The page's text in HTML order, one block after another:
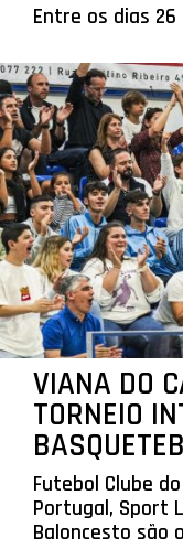
Entre os dias
VIANA DO
TORNEIO
Futebol Clube
Portugal, Sport
Baloncesto são